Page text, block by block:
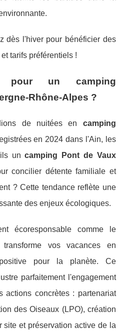
dès l'hiver pour bénéficier des
tarifs préférentiels !
pour un camping
Rhône-Alpes ?
de nuitées en camping
en 2024 dans l'Ain, les
ils uncamping Pont de Vaux
concilier détente familiale et
? Cette tendance reflète une
des enjeux écologiques.
écoresponsable comme le
vos vacances en
pour la planète. Ce
parfaitement l'engagement
actions concrètes : partenariat
des Oiseaux (LPO), création
site et préservation active de la